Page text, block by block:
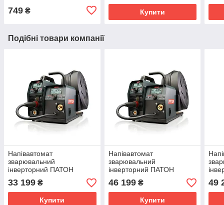
749 ₴ Купити
Подібні товари компанії
Напівавтомат
зварювальний
інверторний ПАТОН
(PATON™) ProMIG-200 DC
MMA/TIG/MIG/MAG (15-2)
33 199 ₴
Купити
Напівавтомат
зварювальний
інверторний ПАТОН
(PATON™) ProMIG-270-
400V DC
MMA/TIG/MIG/MAG (15-2)
46 199₴
Купити
49